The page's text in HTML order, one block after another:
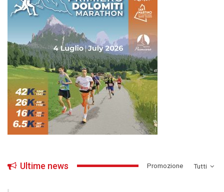
Tutti
Ultime news ­Promozione